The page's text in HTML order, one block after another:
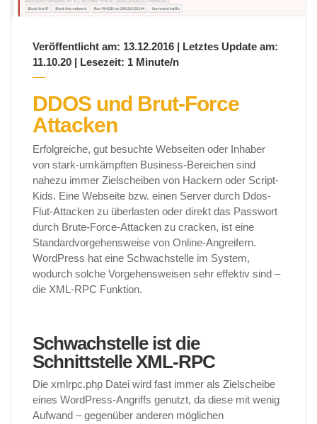
Veröffentlicht am: 13.12.2016 | Letztes Update am:
11.10.20 | Lesezeit: 1 Minute/n
DDOS und Brut-Force
Attacken
Erfolgreiche, gut besuchte Webseiten oder Inhaber
von stark-umkämpften Business-Bereichen sind
nahezu immer Zielscheiben von Hackern oder Script-
Kids. Eine Webseite bzw. einen Server durch Ddos-
Flut-Attacken zu überlasten oder direkt das Passwort
durch Brute-Force-Attacken zu cracken, ist eine
Standardvorgehensweise von Online-Angreifern.
WordPress hat eine Schwachstelle im System,
wodurch solche Vorgehensweisen sehr effektiv sind –
die XML-RPC Funktion.
Schwachstelle ist die
Schnittstelle XML-RPC
Die xmlrpc.php Datei wird fast immer als Zielscheibe
eines WordPress-Angriffs genutzt, da diese mit wenig
Aufwand – gegenüber anderen möglichen